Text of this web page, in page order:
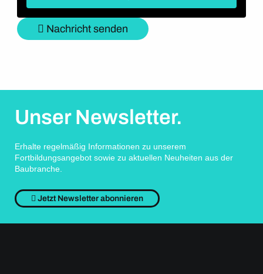
Nachricht senden
Unser Newsletter.
Erhalte regelmäßig Informationen zu unserem
Fortbildungsangebot sowie zu aktuellen Neuheiten aus der
Baubranche.
Jetzt Newsletter abonnieren